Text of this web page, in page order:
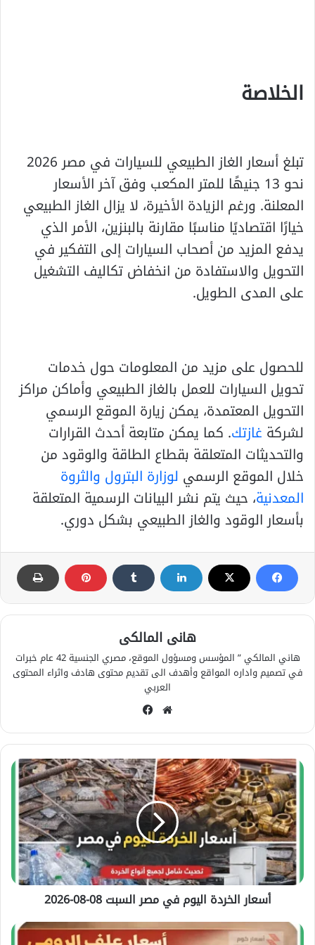
الخلاصة
تبلغ أسعار الغاز الطبيعي للسيارات في مصر 2026
نحو 13 جنيهًا للمتر المكعب وفق آخر الأسعار
المعلنة. ورغم الزيادة الأخيرة، لا يزال الغاز الطبيعي
خيارًا اقتصاديًا مناسبًا مقارنة بالبنزين، الأمر الذي
يدفع المزيد من أصحاب السيارات إلى التفكير في
التحويل والاستفادة من انخفاض تكاليف التشغيل
على المدى الطويل.
للحصول على مزيد من المعلومات حول خدمات
تحويل السيارات للعمل بالغاز الطبيعي وأماكن مراكز
التحويل المعتمدة، يمكن زيارة الموقع الرسمي
لشركة غازتك. كما يمكن متابعة أحدث القرارات
والتحديثات المتعلقة بقطاع الطاقة والوقود من
خلال الموقع الرسمي لوزارة البترول والثروة
المعدنية، حيث يتم نشر البيانات الرسمية المتعلقة
بأسعار الوقود والغاز الطبيعي بشكل دوري.
هانى المالكى
هاني المالكي ” المؤسس ومسؤول الموقع، مصري الجنسية 42 عام خبرات
في تصميم واداره المواقع وأهدف الى تقديم محتوى هادف واثراء المحتوى
العربي
مو
الوي
ب
وك
أ
س
ر
ا
أسعار الخردة اليوم في مصر السبت 08-08-2026
أ